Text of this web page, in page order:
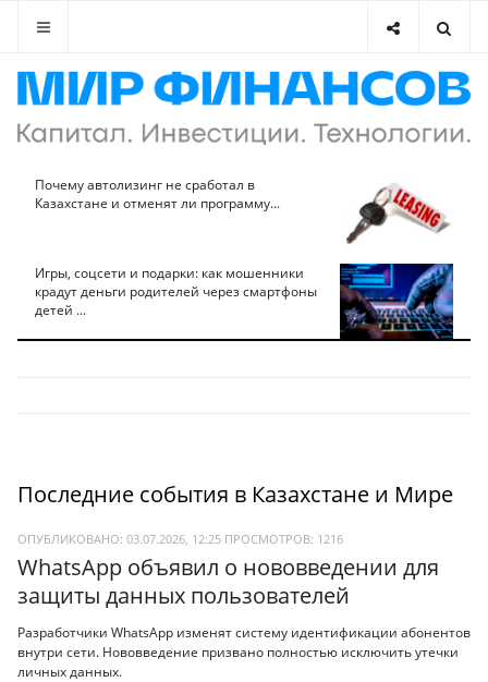
Почему автолизинг не сработал в
Казахстане и отменят ли программу...
Игры, соцсети и подарки: как мошенники
крадут деньги родителей через смартфоны
детей ...
Последние события в Казахстане и Мире
ОПУБЛИКОВАНО: 03.07.2026, 12:25 ПРОСМОТРОВ: 1216
WhatsApp объявил о нововведении для
защиты данных пользователей
Разработчики WhatsApp изменят систему идентификации абонентов
внутри сети. Нововведение призвано полностью исключить утечки
личных данных.